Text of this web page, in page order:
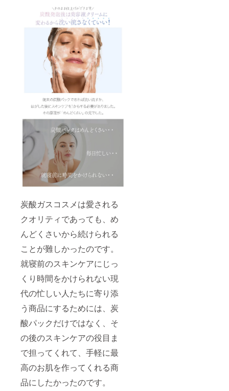
炭酸ガスコスメは愛される
クオリティであっても、め
んどくさいから続けられる
ことが難しかったのです。
就寝前のスキンケアにじっ
くり時間をかけられない現
代の忙しい人たちに寄り添
う商品にするためには、炭
酸パックだけではなく、そ
の後のスキンケアの役目ま
で担ってくれて、手軽に最
高のお肌を作ってくれる商
品にしたかったのです。